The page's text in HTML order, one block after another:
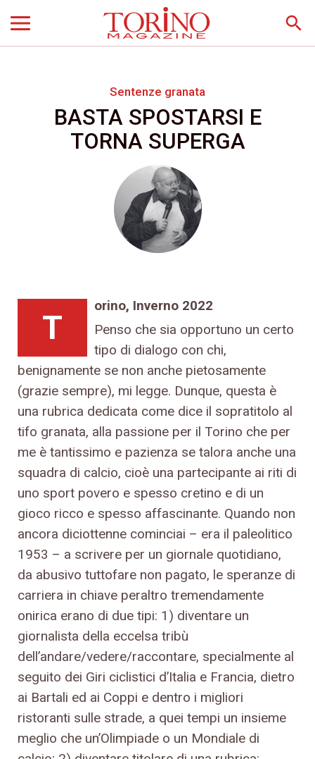
search
Sentenze granata
BASTA SPOSTARSI E
TORNA SUPERGA
T
orino, Inverno 2022
Penso che sia opportuno un certo
tipo di dialogo con chi,
benignamente se non anche pietosamente
(grazie sempre), mi legge. Dunque, questa è
una rubrica dedicata come dice il sopratitolo al
tifo granata, alla passione per il Torino che per
me è tantissimo e pazienza se talora anche una
squadra di calcio, cioè una partecipante ai riti di
uno sport povero e spesso cretino e di un
gioco ricco e spesso affascinante. Quando non
ancora diciottenne cominciai – era il paleolitico
1953 – a scrivere per un giornale quotidiano,
da abusivo tuttofare non pagato, le speranze di
carriera in chiave peraltro tremendamente
onirica erano di due tipi: 1) diventare un
giornalista della eccelsa tribù
dell’andare/vedere/raccontare, specialmente al
seguito dei Giri ciclistici d’Italia e Francia, dietro
ai Bartali ed ai Coppi e dentro i migliori
ristoranti sulle strade, a quei tempi un insieme
meglio che un’Olimpiade o un Mondiale di